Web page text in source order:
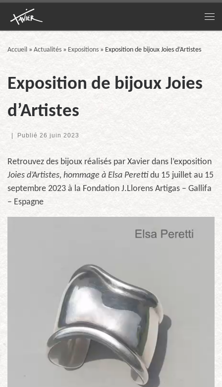
Passer au contenu
Accueil » Actualités » Expositions » Exposition de bijoux Joies d’Artistes
Exposition de bijoux Joies
d’Artistes
| Publié 26 juin 2023
Retrouvez des bijoux réalisés par Xavier dans l’exposition
Joies d’Artistes, hommage à Elsa Perettidu 15 juillet au 15
septembre 2023 à la Fondation J.Llorens Artigas – Gallifa
– Espagne